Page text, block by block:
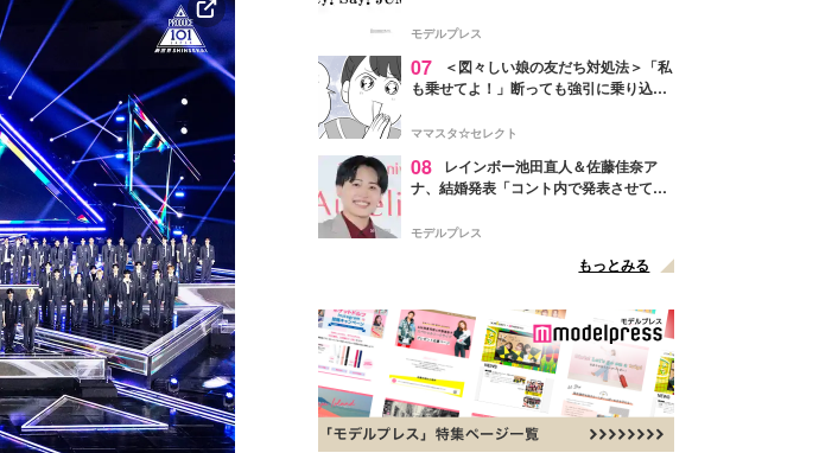
モデルプレス
07
＜図々しい娘の友だち対処法＞「私
も乗せてよ！」断っても強引に乗り込ん
ママスタ☆セレクト
08
レインボー池田直人＆佐藤佳奈ア
ナ、結婚発表「コント内で発表させてい
点変更のため
モデルプレス
もっとみる